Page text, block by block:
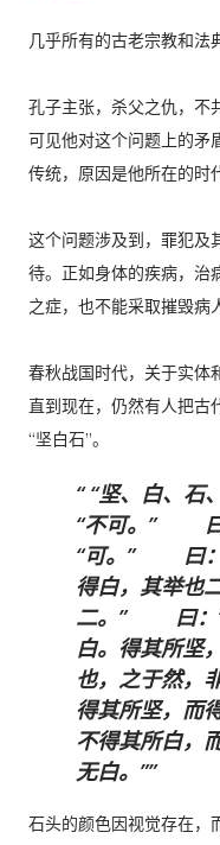
几乎所有的古老宗教和法
孔子主张，杀父之仇，不
可见他对这个问题上的矛
传统，原因是他所在的时
这个问题涉及到，罪犯及
待。正如身体的疾病，治
之症，也不能采取摧毁病
春秋战国时代，关于实体
直到现在，仍然有人把古
“坚白石”。
“坚、白、
“不可。”
“可。” 曰
得白，其举也
二。” 曰：“
白。得其所坚
也，之于然
得其所坚，而
不得其所白，
无白。”
石头的颜色因视觉存在，